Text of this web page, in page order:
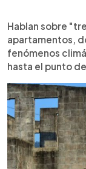
Hablan sobre
apartamentos,
fenómenos
hasta el punto